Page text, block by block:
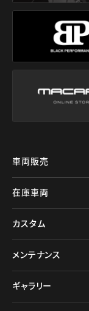
車両販売
在庫車両
カスタム
メンテナンス
ギャラリー